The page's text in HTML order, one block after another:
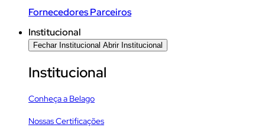
Fornecedores Parceiros
Institucional
Fechar Institucional Abrir Institucional
Institucional
Conheça a Belago
Nossas Certificações